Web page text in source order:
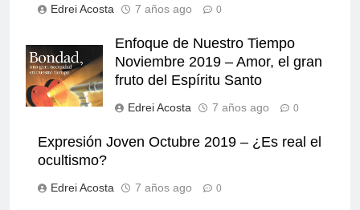
Edrei Acosta 7 años ago 0
Enfoque de Nuestro Tiempo
Noviembre 2019 – Amor, el gran
fruto del Espíritu Santo
Edrei Acosta 7 años ago 0
Expresión Joven Octubre 2019 – ¿Es real el
ocultismo?
Edrei Acosta 7 años ago 0